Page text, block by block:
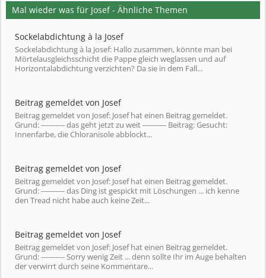
Mal wieder was für Josef - Ähnliche Themen
Sockelabdichtung à la Josef
Sockelabdichtung à la Josef: Hallo zusammen, könnte man bei
Mörtelausgleichsschicht die Pappe gleich weglassen und auf
Horizontalabdichtung verzichten? Da sie in dem Fall...
Beitrag gemeldet von Josef
Beitrag gemeldet von Josef: Josef hat einen Beitrag gemeldet.
Grund: ---------- das geht jetzt zu weit ---------- Beitrag: Gesucht:
Innenfarbe, die Chloranisole abblockt...
Beitrag gemeldet von Josef
Beitrag gemeldet von Josef: Josef hat einen Beitrag gemeldet.
Grund: ---------- das Ding ist gespickt mit Löschungen ... ich kenne
den Tread nicht habe auch keine Zeit...
Beitrag gemeldet von Josef
Beitrag gemeldet von Josef: Josef hat einen Beitrag gemeldet.
Grund: ---------- Sorry wenig Zeit ... denn sollte Ihr im Auge behalten
der verwirrt durch seine Kommentare...